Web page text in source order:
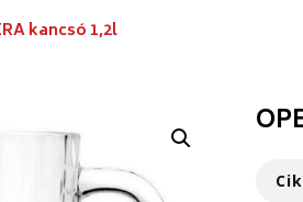
kancsó 1,2l